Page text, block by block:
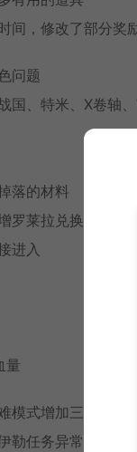
间，修改了部分奖
问题
、特米、X卷轴、
落的材料
罗莱拉兑换入场门票
进入
量
模式增加三阶段
勒任务异常报错